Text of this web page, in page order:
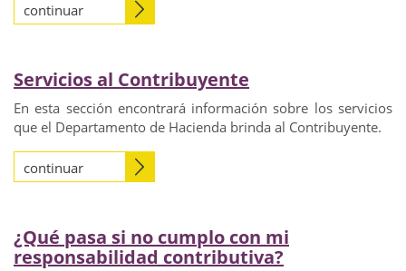
continuar
Servicios al Contribuyente
continuar
En esta sección encontrará información sobre los servicios
que el Departamento de Hacienda brinda al Contribuyente.
¿Qué pasa si no cumplo con mi
responsabilidad contributiva?